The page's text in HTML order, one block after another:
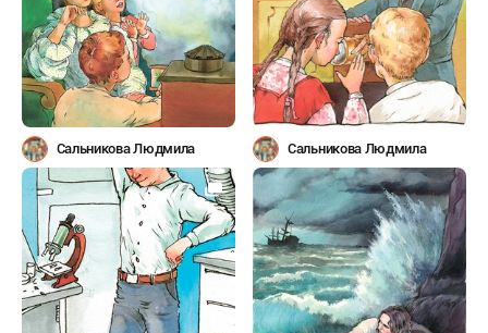
Сальникова Людмила Сальникова Людмила